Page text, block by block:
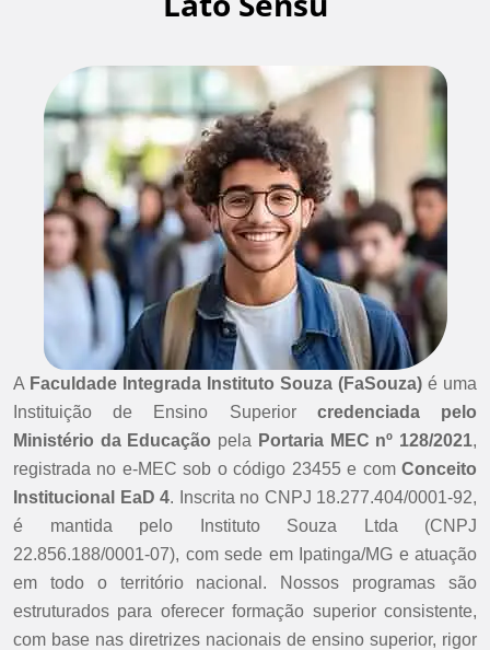
A Faculdade Integrada Instituto Souza (FaSouza) é uma
Instituição de Ensino Superior credenciada pelo
Ministério da Educação pela Portaria MEC nº 128/2021,
registrada no e-MEC sob o código 23455 e com Conceito
Institucional EaD 4. Inscrita no CNPJ 18.277.404/0001-92,
é mantida pelo Instituto Souza Ltda (CNPJ
22.856.188/0001-07), com sede em Ipatinga/MG e atuação
em todo o território nacional. Nossos programas são
estruturados para oferecer formação superior consistente,
com base nas diretrizes nacionais de ensino superior, rigor